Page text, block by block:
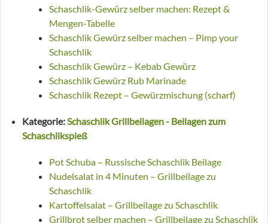
Schaschlik-Gewürz selber machen: Rezept &
Mengen-Tabelle
Schaschlik Gewürz selber machen – Pimp your
Schaschlik
Schaschlik Gewürz – Kebab Gewürz
Schaschlik Gewürz Rub Marinade
Schaschlik Rezept – Gewürzmischung (scharf)
Kategorie:Schaschlik Grillbeilagen - Beilagen zum
Schaschlikspieß
Pot Schuba – Russische Schaschlik Beilage
Nudelsalat in 4 Minuten – Grillbeilage zu
Schaschlik
Kartoffelsalat – Grillbeilage zu Schaschlik
Grillbrot selber machen – Grillbeilage zu Schaschlik